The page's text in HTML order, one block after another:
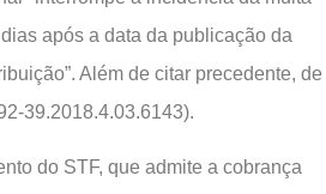
após a data da publicação da
Além de citar precedente, de
39.2018.4.03.6143).
do STF, que admite a cobrança